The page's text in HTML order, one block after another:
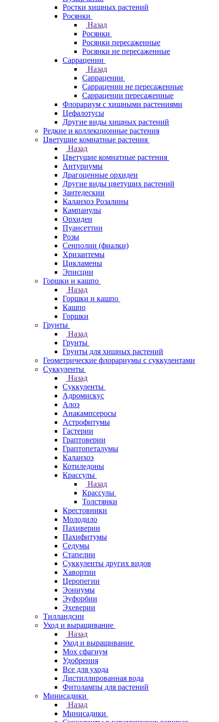
Ростки хищных растений
Росянки
Назад
Росянки
Росянки пересаженные
Росянки не пересаженные
Саррацении
Назад
Саррацении
Саррацении не пересаженные
Саррацении пересаженные
Флорариум с хищными растениями
Цефалотусы
Другие виды хищных растений
Редкие и коллекционные растения
Цветущие комнатные растения
Назад
Цветущие комнатные растения
Антуриумы
Драгоценные орхидеи
Другие виды цветущих растений
Зантедескии
Каланхоэ Розалины
Кампанулы
Орхидеи
Пуансеттии
Розы
Сенполии (фиалки)
Хризантемы
Цикламены
Эписции
Горшки и кашпо
Назад
Горшки и кашпо
Кашпо
Горшки
Грунты
Назад
Грунты
Грунты для хищных растений
Геометрические флорариумы с суккулентами
Суккуленты
Назад
Суккуленты
Адромискус
Алоэ
Анакампсеросы
Астрофитумы
Гастерии
Граптоверии
Граптопеталумы
Каланхоэ
Котиледоны
Крассулы
Назад
Крассулы
Толстянки
Крестовники
Молодило
Пахиверии
Пахифитумы
Седумы
Стапелии
Суккуленты других видов
Хавортии
Церопегии
Эониумы
Эуфорбии
Эхеверии
Тилландсии
Уход и выращивание
Назад
Уход и выращивание
Мох сфагнум
Удобрения
Все для ухода
Дистиллированная вода
Фитолампы для растений
Минисадики
Назад
Минисадики